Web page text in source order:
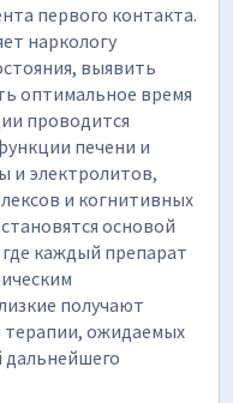
первого контакта.
наркологу
выявить
оптимальное время
проводится
печени и
и электролитов,
и когнитивных
основой
где каждый препарат
получают
терапии, ожидаемых
дальнейшего